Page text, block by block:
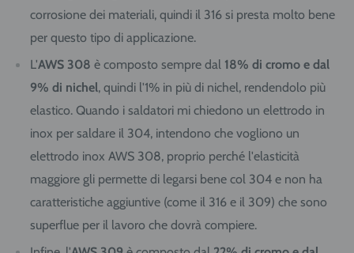
corrosione dei materiali, quindi il 316 si presta molto bene
per questo tipo di applicazione.
L'AWS 308 è composto sempre dal 18% di cromo e dal
9% di nichel, quindi l'1% in più di nichel, rendendolo più
elastico. Quando i saldatori mi chiedono un elettrodo in
inox per saldare il 304, intendono che vogliono un
elettrodo inox AWS 308, proprio perché l'elasticità
maggiore gli permette di legarsi bene col 304 e non ha
caratteristiche aggiuntive (come il 316 e il 309) che sono
superflue per il lavoro che dovrà compiere.